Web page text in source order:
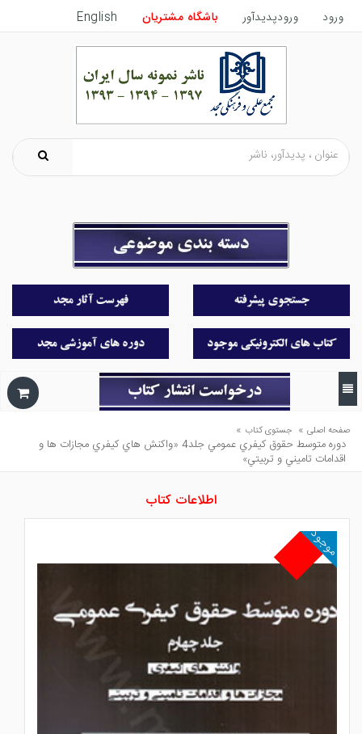
ورود ورودپدیدآور باشگاه مشتریان English
صفحه اصلی » جستوی کتاب »
دوره متوسط حقوق كيفري عمومي جلد4 «واكنش هاي كيفري مجازات ها و
اقدامات تاميني و تربيتي»
اطلاعات کتاب
موجود